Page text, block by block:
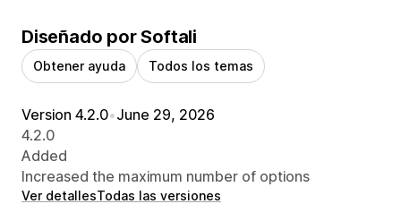
Diseñado por Softali
Obtener ayuda Todos los temas
Version 4.2.0•June 29, 2026
4.2.0
Added
Increased the maximum number of options
Ver detallesTodas las versiones